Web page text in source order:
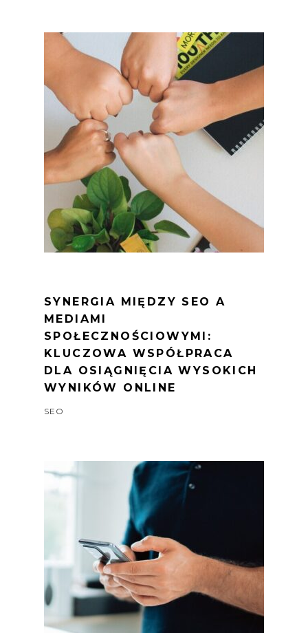
SYNERGIA MIĘDZY SEO A
MEDIAMI
SPOŁECZNOŚCIOWYMI:
KLUCZOWA WSPÓŁPRACA
DLA OSIĄGNIĘCIA WYSOKICH
WYNIKÓW ONLINE
SEO